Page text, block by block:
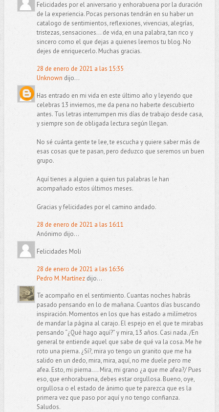
Felicidades por el aniversario y enhorabuena por la duración
de la experiencia. Pocas personas tendrán en su haber un
catalogo de sentimientos, reflexiones, vivencias, alegrías,
tristezas, sensaciones... de vida, en una palabra, tan rico y
sincero como el que dejas a quienes leemos tu blog. No
dejes de enriquecerlo. Muchas gracias.
28 de enero de 2021 a las 15:35
Unknown dijo...
Has entrado en mi vida en este último año y leyendo que
celebras 13 inviernos, me da pena no haberte descubierto
antes. Tus letras interrumpen mis días de trabajo desde casa,
y siempre son de obligada lectura según llegan.
No sé cuánta gente te lee, te escucha y quiere saber más de
esas cosas que te pasan, pero deduzco que seremos un buen
grupo.
Aquí tienes a alguien a quien tus palabras le han
acompañado estos últimos meses.
Gracias y felicidades por el camino andado.
28 de enero de 2021 a las 16:11
Anónimo dijo...
Felicidades Moli
28 de enero de 2021 a las 16:36
Pedro M. Martínezdijo...
Te acompaño en el sentimiento. Cuantas noches habrás
pasado pensando en lo de mañana. Cuantos días buscando
inspiración. Momentos en los que has estado a milímetros
de mandar la página al carajo. El espejo en el que te mirabas
pensando “¿Qué hago aquí?” y mira, 13 años. Casi nada. /En
general te entiende aquel que sabe de qué va la cosa. Me he
roto una pierna. ¿Sí?, mira yo tengo un granito que me ha
salido en un dedo, mira, mira, aquí, no me duele pero me
afea. Esto, mi pierna…. Mira, mi grano ¿a que me afea?/ Pues
eso, que enhorabuena, debes estar orgullosa. Bueno, oye,
orgullosa o el estado de ánimo que te parezca que es la
primera vez que paso por aquí y no tengo confianza.
Saludos.